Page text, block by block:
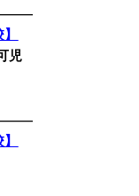
児